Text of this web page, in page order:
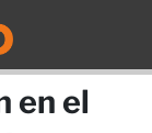
en el